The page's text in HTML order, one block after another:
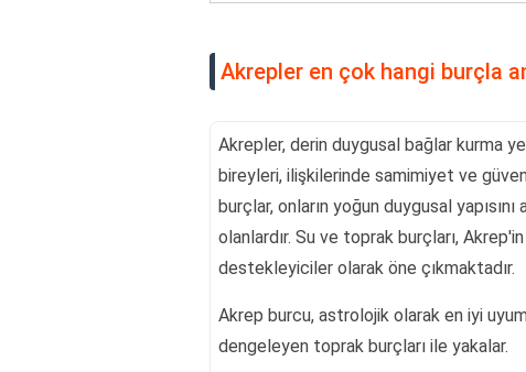
Akrepler en çok hangi burçla
Akrepler, derin duygusal bağlar kurma
bireyleri, ilişkilerinde samimiyet ve güven
burçlar, onların yoğun duygusal
olanlardır. Su ve toprak burçları,
destekleyiciler olarak öne çıkmaktadır.
Akrep burcu, astrolojik olarak en iyi
dengeleyen toprak burçları ile yakalar.